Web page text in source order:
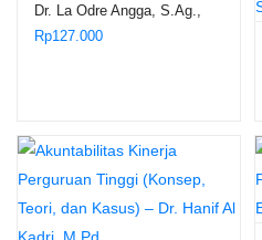
Dr. La Odre Angga, S.Ag.,
S.H., M.Hum.
Rp127.000